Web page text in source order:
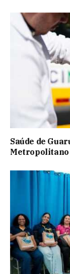
Saúde de
Metropolitano